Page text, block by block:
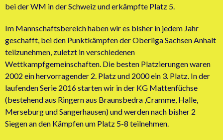
bei der WM in der Schweiz und erkämpfte Platz 5.
Im Mannschaftsbereich haben wir es bisher in jedem Jahr
geschafft, bei den Punktkämpfen der Oberliga Sachsen Anhalt
teilzunehmen, zuletzt in verschiedenen
Wettkampfgemeinschaften. Die besten Platzierungen waren
2002 ein hervorragender 2. Platz und 2000 ein 3. Platz. In der
laufenden Serie 2016 starten wir in der KG Mattenfüchse
(bestehend aus Ringern aus Braunsbedra ,Cramme, Halle,
Merseburg und Sangerhausen) und werden nach bisher 2
Siegen an den Kämpfen um Platz 5-8 teilnehmen.